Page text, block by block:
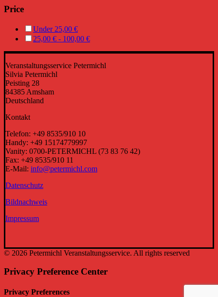
Price
Under 25,00 €
25,00 € - 100,00 €
Veranstaltungsservice Petermichl
Silvia Petermichl
Peisting 28
84385 Amsham
Deutschland
Kontakt
Telefon: +49 8535/910 10
Handy: +49 15174779997
Vanity: 0700-PETERMICHL (73 83 76 42)
Fax: +49 8535/910 11
E-Mail: info@petermichl.com
Datenschutz
Bildnachweis
Impressum
© 2026 Petermichl Veranstaltungsservice. All rights reserved
Privacy Preference Center
Privacy Preferences